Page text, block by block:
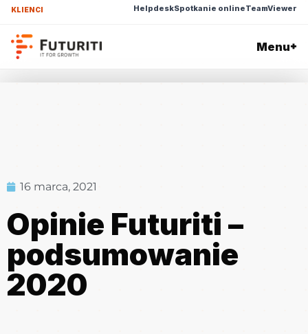
KLIENCI HelpdeskSpotkanie onlineTeamViewer
Menu+
16 marca, 2021
Opinie Futuriti –
podsumowanie
2020